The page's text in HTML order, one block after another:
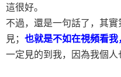
這很好。
不過，還是一句話了，其
見； 也就是不如在視頻看
一定見的到我，因為我個人